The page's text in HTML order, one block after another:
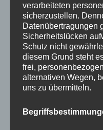
nach wie vor viele
inhaltlich an
gerade keine Zeit
oftmals zu Stress
verarbeiteten
sicherzustellen.
Datenübertragungen
Sicherheitslücken
Schutz nicht
diesem Grund steht
frei,
alternativen Wegen,
uns zu übermitteln.